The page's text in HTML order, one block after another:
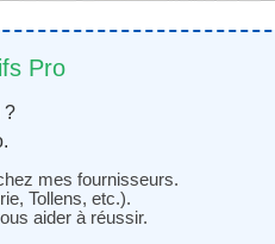
Pro
?
mes fournisseurs.
Tollens, etc.).
aider à réussir.